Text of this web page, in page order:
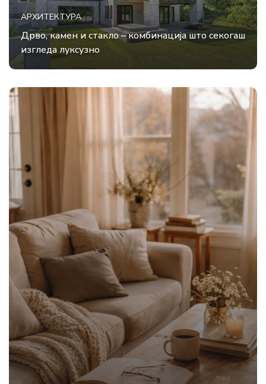
АРХИТЕКТУРА
Дрво, камен и стакло – комбинација што секогаш
изгледа луксузно